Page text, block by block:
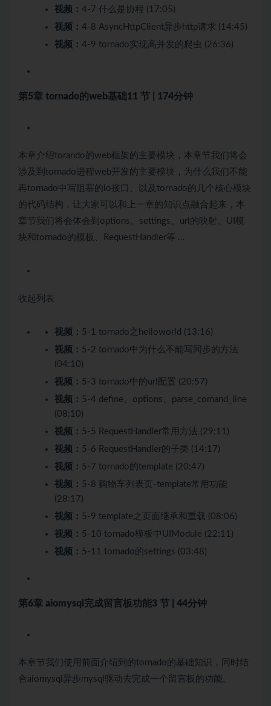
视频： 4-7 什么是协程 (17:05)
视频： 4-8 AsyncHttpClient异步http请求 (14:45)
视频： 4-9 tornado实现高并发的爬虫 (26:36)
第5章 tornado的web基础11 节 | 174分钟
本章介绍torando的web框架的主要模块，本章节我们将会
涉及到tornado进程web开发的主要模块，为什么我们不能
再tornado中写阻塞的io接口、以及tornado的几个核心模块
的代码结构，让大家可以和上一章的知识点融合起来，本
章节我们将会体会到options、settings、url的映射、UI模
块和tornado的模板、RequestHandler等 …
收起列表
视频： 5-1 tornado之helloworld (13:16)
视频： 5-2 tornado中为什么不能写同步的方法
(04:10)
视频： 5-3 tornado中的url配置 (20:57)
视频： 5-4 define、options、parse_comand_line
(08:10)
视频： 5-5 RequestHandler常用方法 (29:11)
视频： 5-6 RequestHandler的子类 (14:17)
视频： 5-7 tornado的template (20:47)
视频： 5-8 购物车列表页-template常用功能
(28:17)
视频： 5-9 template之页面继承和重载 (08:06)
视频： 5-10 tornado模板中UIModule (22:11)
视频： 5-11 tornado的settings (03:48)
第6章 aiomysql完成留言板功能3 节 | 44分钟
本章节我们使用前面介绍到的tornado的基础知识，同时结
合aiomysql异步mysql驱动去完成一个留言板的功能。